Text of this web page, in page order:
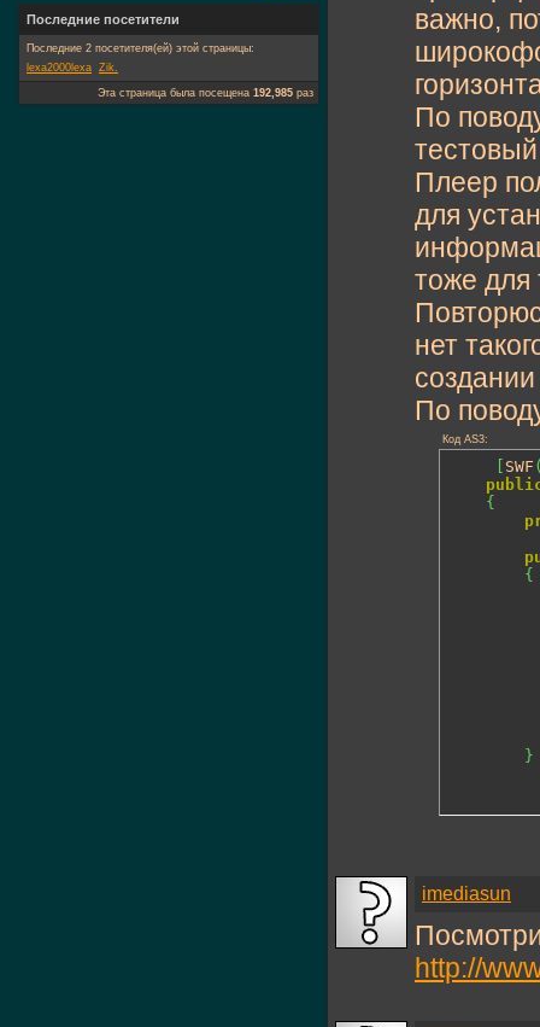
важно,
По
Плеер
для
тоже для
нет
По
Код AS3:
SWF
{
{
}
imediasun
http://
Последние посетители
Последние 2 посетителя(ей) этой страницы:
lexa2000lexa Zik.
Эта страница была посещена 192,985 раз